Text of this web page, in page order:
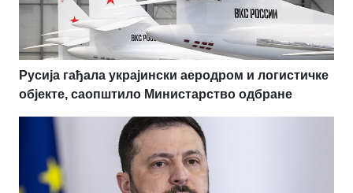
Русија гађала украјински аеродром и логистичке
објекте, саопштило Министарство одбране